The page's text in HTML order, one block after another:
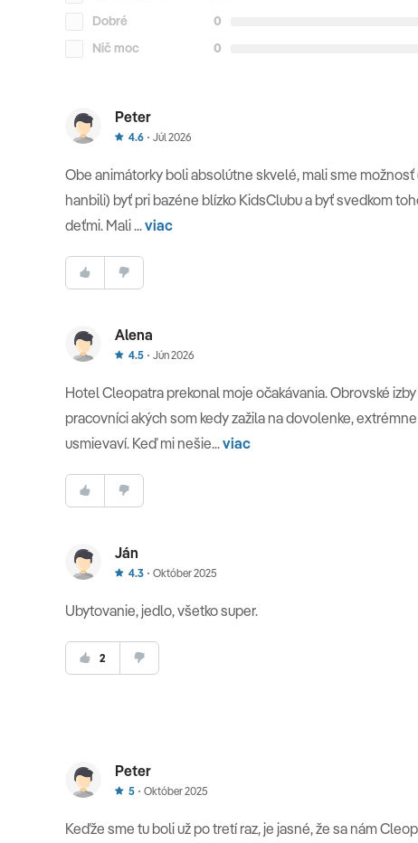
Dobré
0
Nič moc
0
Peter
4.6 Júl 2026
Obe animátorky boli absolútne skvelé, mali sme
hanbili) byť pri bazéne blízko KidsClubu a byť svedkom
deťmi. Mali ...viac
Alena
4.5 Jún 2026
Hotel Cleopatra prekonal moje očakávania. Obrovské
pracovníci akých som kedy zažila na dovolenke,
usmievaví. Keď mi nešie...viac
Ján
4.3 Október 2025
Ubytovanie, jedlo, všetko super.
2
Peter
5 Október 2025
Keďže sme tu boli už po tretí raz, je jasné, že sa nám